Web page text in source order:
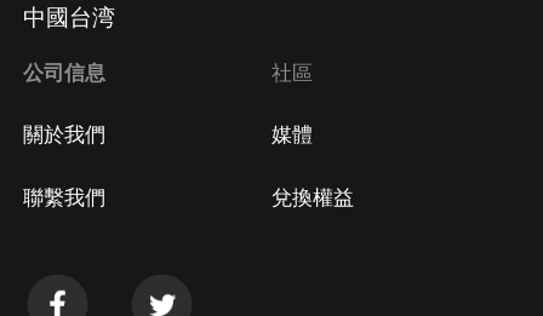
中國台湾
公司信息
關於我們
聯繫我們
社區
媒體
兌換權益